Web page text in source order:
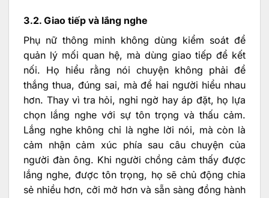
3.2. Giao tiếp và lắng nghe
Phụ nữ thông minh không dùng kiểm soát để
quản lý mối quan hệ, mà dùng giao tiếp để kết
nối. Họ hiểu rằng nói chuyện không phải để
thắng thua, đúng sai, mà để hai người hiểu nhau
hơn. Thay vì tra hỏi, nghi ngờ hay áp đặt, họ lựa
chọn lắng nghe với sự tôn trọng và thấu cảm.
Lắng nghe không chỉ là nghe lời nói, mà còn là
cảm nhận cảm xúc phía sau câu chuyện của
người đàn ông. Khi người chồng cảm thấy được
lắng nghe, được tôn trọng, họ sẽ chủ động chia
sẻ nhiều hơn, cởi mở hơn và sẵn sàng đồng hành